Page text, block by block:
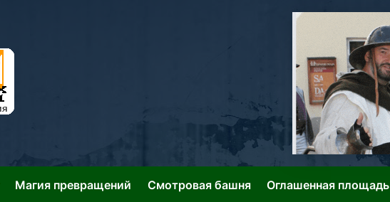
Таллин: Переулки Городских Легенд
Магия превращений Смотровая башня Оглашенная площадь